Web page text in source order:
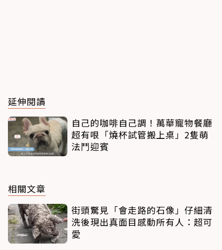
延伸閱讀
自己的咖啡自己調！萬華寵物餐廳
超有哏「燒杯試管搬上桌」2隻萌
法鬥迎賓
相關文章
街頭驚見「會走路的石像」仔細清
洗後現出真面目感動所有人：超可
愛